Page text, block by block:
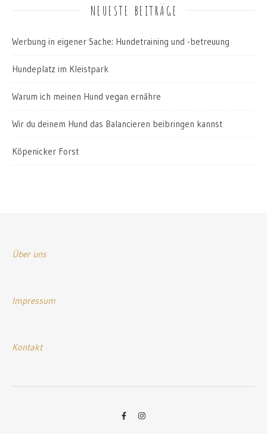
NEUESTE BEITRÄGE
Werbung in eigener Sache: Hundetraining und -betreuung
Hundeplatz im Kleistpark
Warum ich meinen Hund vegan ernähre
Wir du deinem Hund das Balancieren beibringen kannst
Köpenicker Forst
Über uns
Impressum
Kontakt